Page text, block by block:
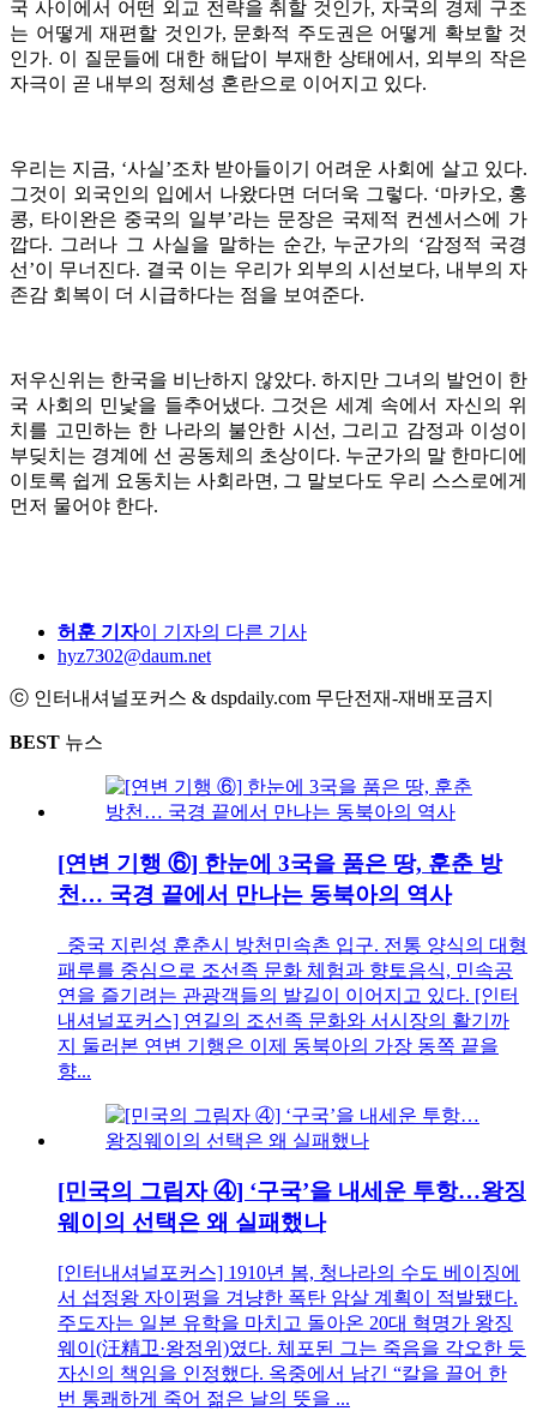
국 사이에서 어떤 외교 전략을 취할 것인가, 자국의 경제 구조
는 어떻게 재편할 것인가, 문화적 주도권은 어떻게 확보할 것
인가. 이 질문들에 대한 해답이 부재한 상태에서, 외부의 작은
자극이 곧 내부의 정체성 혼란으로 이어지고 있다.
우리는 지금, ‘사실’조차 받아들이기 어려운 사회에 살고 있다.
그것이 외국인의 입에서 나왔다면 더더욱 그렇다. ‘마카오, 홍
콩, 타이완은 중국의 일부’라는 문장은 국제적 컨센서스에 가
깝다. 그러나 그 사실을 말하는 순간, 누군가의 ‘감정적 국경
선’이 무너진다. 결국 이는 우리가 외부의 시선보다, 내부의 자
존감 회복이 더 시급하다는 점을 보여준다.
저우신위는 한국을 비난하지 않았다. 하지만 그녀의 발언이 한
국 사회의 민낯을 들추어냈다. 그것은 세계 속에서 자신의 위
치를 고민하는 한 나라의 불안한 시선, 그리고 감정과 이성이
부딪치는 경계에 선 공동체의 초상이다. 누군가의 말 한마디에
이토록 쉽게 요동치는 사회라면, 그 말보다도 우리 스스로에게
먼저 물어야 한다.
허훈 기자이 기자의 다른 기사
hyz7302@daum.net
ⓒ 인터내셔널포커스 & dspdaily.com 무단전재-재배포금지
BEST 뉴스
[연변 기행 ⑥] 한눈에 3국을 품은 땅, 훈춘 방
천… 국경 끝에서 만나는 동북아의 역사
중국 지린성 훈춘시 방천민속촌 입구. 전통 양식의 대형
패루를 중심으로 조선족 문화 체험과 향토음식, 민속공
연을 즐기려는 관광객들의 발길이 이어지고 있다. [인터
내셔널포커스] 연길의 조선족 문화와 서시장의 활기까
지 둘러본 연변 기행은 이제 동북아의 가장 동쪽 끝을
향...
[민국의 그림자 ④] ‘구국’을 내세운 투항…왕징
웨이의 선택은 왜 실패했나
[인터내셔널포커스] 1910년 봄, 청나라의 수도 베이징에
서 섭정왕 자이펑을 겨냥한 폭탄 암살 계획이 적발됐다.
주도자는 일본 유학을 마치고 돌아온 20대 혁명가 왕징
웨이(汪精卫·왕정위)였다. 체포된 그는 죽음을 각오한 듯
자신의 책임을 인정했다. 옥중에서 남긴 “칼을 끌어 한
번 통쾌하게 죽어 젊은 날의 뜻을 ...